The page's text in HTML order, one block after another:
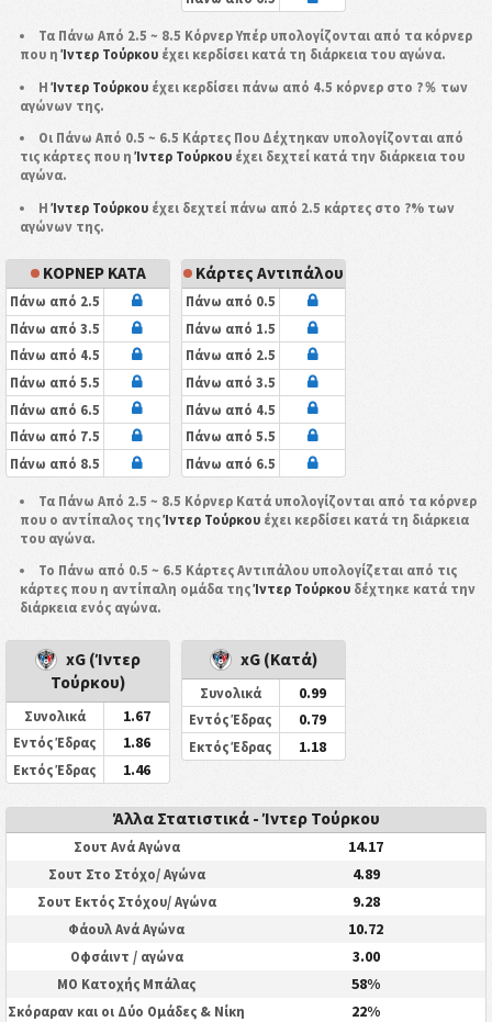
Τα Πάνω Από 2.5 ~ 8.5 Κόρνερ Υπέρ υπολογίζονται από τα κόρνερ
που ηΊντερ Τούρκουέχει κερδίσει κατά τη διάρκεια του αγώνα.
ΗΊντερ Τούρκου έχει κερδίσει πάνω από 4.5 κόρνερ στο ?％ των
αγώνων της.
Οι Πάνω Από 0.5 ~ 6.5 Κάρτες Που Δέχτηκαν υπολογίζονται από
τις κάρτες που ηΊντερ Τούρκουέχει δεχτεί κατά την διάρκεια του
αγώνα.
ΗΊντερ Τούρκου έχει δεχτεί πάνω από 2.5 κάρτες στο ?% των
αγώνων της.
ΚΟΡΝΕΡ ΚΑΤΑ
Πάνω από 2.5
Πάνω από 3.5
Πάνω από 4.5
Πάνω από 5.5
Πάνω από 6.5
Πάνω από 7.5
Πάνω από 8.5
Κάρτες Αντιπάλου
Πάνω από 0.5
Πάνω από 1.5
Πάνω από 2.5
Πάνω από 3.5
Πάνω από 4.5
Πάνω από 5.5
Πάνω από 6.5
Τα Πάνω Από 2.5 ~ 8.5 Κόρνερ Κατά υπολογίζονται από τα κόρνερ
που ο αντίπαλος τηςΊντερ Τούρκουέχει κερδίσει κατά τη διάρκεια
του αγώνα.
Το Πάνω από 0.5 ~ 6.5 Κάρτες Αντιπάλου υπολογίζεται από τις
κάρτες που η αντίπαλη ομάδα τηςΊντερ Τούρκουδέχτηκε κατά την
διάρκεια ενός αγώνα.
xG (Ίντερ
Τούρκου)
Συνολικά 1.67
Εντός Έδρας 1.86
Εκτός Έδρας 1.46
xG (Κατά)
Συνολικά 0.99
Εντός Έδρας 0.79
Εκτός Έδρας 1.18
Άλλα Στατιστικά - Ίντερ Τούρκου
Σουτ Ανά Αγώνα 14.17
Σουτ Στο Στόχο/ Αγώνα 4.89
Σουτ Εκτός Στόχου/ Αγώνα 9.28
Φάουλ Ανά Αγώνα 10.72
Οφσάιντ / αγώνα 3.00
ΜΟ Κατοχής Μπάλας 58%
Σκόραραν και οι Δύο Ομάδες & Νίκη 22%